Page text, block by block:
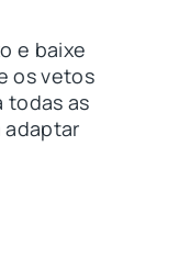
e baixe
os vetos
todas as
adaptar